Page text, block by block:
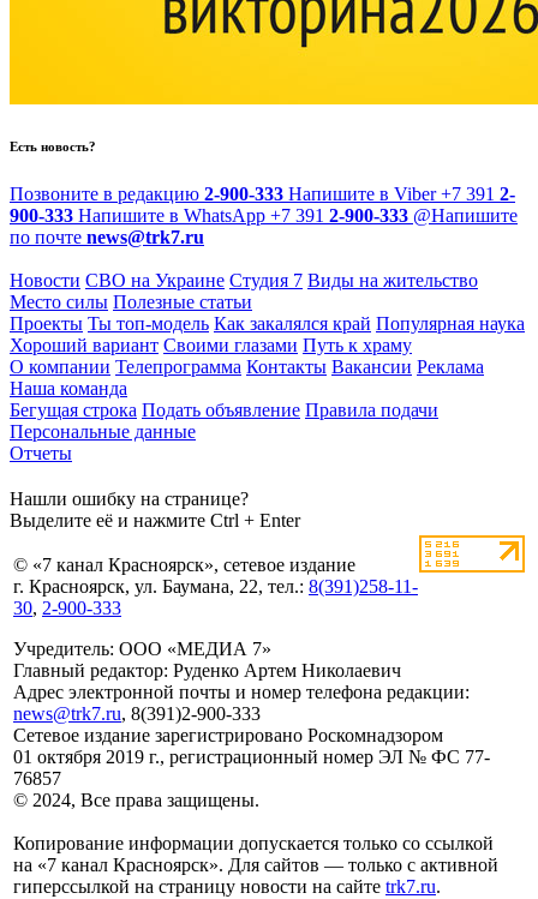
Есть новость?
Позвоните в редакцию 2-900-333 Напишите в Viber +7 391 2-
900-333 Напишите в WhatsApp +7 391 2-900-333 @Напишите
по почте news@trk7.ru
Новости СВО на Украине Студия 7 Виды на жительство
Место силы Полезные статьи
Проекты Ты топ-модель Как закалялся край Популярная наука
Хороший вариант Своими глазами Путь к храму
О компании Телепрограмма Контакты Вакансии Реклама
Наша команда
Бегущая строка Подать объявление Правила подачи
Персональные данные
Отчеты
Нашли ошибку на странице?
Выделите её и нажмите Ctrl + Enter
© «7 канал Красноярск», сетевое издание
г. Красноярск, ул. Баумана, 22, тел.: 8(391)258-11-
30, 2-900-333
Учредитель: ООО «МЕДИА 7»
Главный редактор: Руденко Артем Николаевич
Адрес электронной почты и номер телефона редакции:
news@trk7.ru, 8(391)2-900-333
Сетевое издание зарегистрировано Роскомнадзором
01 октября 2019 г., регистрационный номер ЭЛ № ФС 77-
76857
© 2024, Все права защищены.
Копирование информации допускается только со ссылкой
на «7 канал Красноярск». Для сайтов — только с активной
гиперссылкой на страницу новости на сайте trk7.ru.